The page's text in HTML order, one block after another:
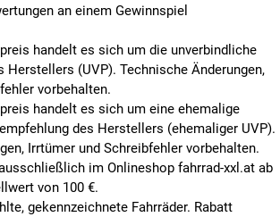
an einem Gewinnspiel
handelt es sich um die unverbindliche
Herstellers (UVP). Technische Änderungen,
vorbehalten.
handelt es sich um eine ehemalige
des Herstellers (ehemaliger UVP).
Irrtümer und Schreibfehler vorbehalten.
im Onlineshop fahrrad-xxl.at ab
von 100 €.
gekennzeichnete Fahrräder. Rabatt